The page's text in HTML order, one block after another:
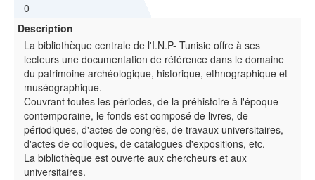
0
Description
La bibliothèque centrale de l'I.N.P- Tunisie offre à ses
lecteurs une documentation de référence dans le domaine
du patrimoine archéologique, historique, ethnographique et
muséographique.
Couvrant toutes les périodes, de la préhistoire à l'époque
contemporaine, le fonds est composé de livres, de
périodiques, d'actes de congrès, de travaux universitaires,
d'actes de colloques, de catalogues d'expositions, etc.
La bibliothèque est ouverte aux chercheurs et aux
universitaires.